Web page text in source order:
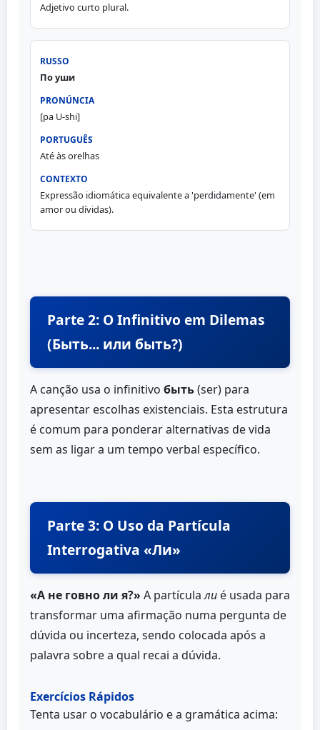
Adjetivo curto plural.
По уши
[pa U-shi]
Até às orelhas
Expressão idiomática equivalente a 'perdidamente' (em
amor ou dívidas).
Parte 2: O Infinitivo em Dilemas
(Быть... или быть?)
A canção usa o infinitivo быть(ser) para
apresentar escolhas existenciais. Esta estrutura
é comum para ponderar alternativas de vida
sem as ligar a um tempo verbal específico.
Parte 3: O Uso da Partícula
Interrogativa «Ли»
«А не говно ли я?» A partículaли é usada para
transformar uma afirmação numa pergunta de
dúvida ou incerteza, sendo colocada após a
palavra sobre a qual recai a dúvida.
Exercícios Rápidos
Tenta usar o vocabulário e a gramática acima: